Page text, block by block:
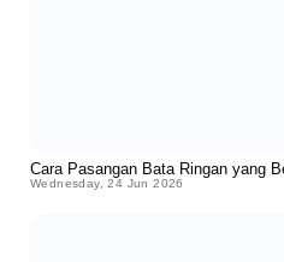
Cara Pasangan Bata Ringan yang
Wednesday, 24 Jun 2026